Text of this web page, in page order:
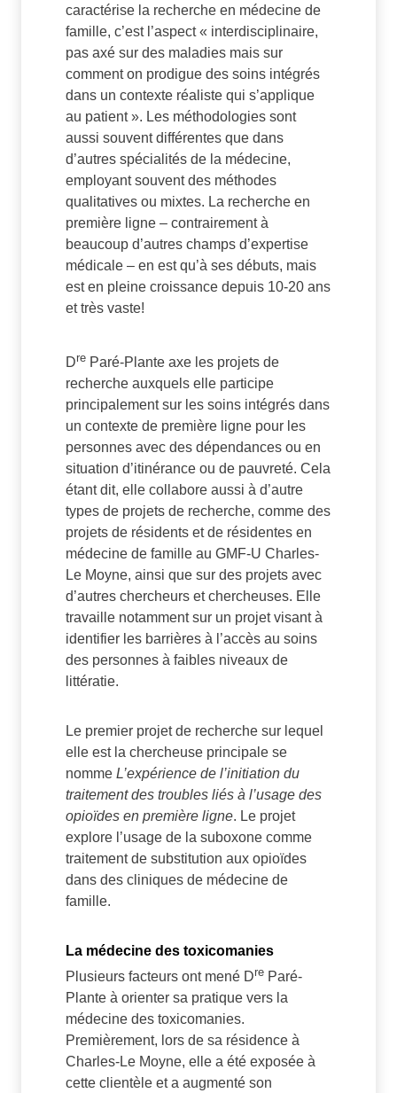
caractérise la recherche en médecine de
famille, c’est l’aspect « interdisciplinaire,
pas axé sur des maladies mais sur
comment on prodigue des soins intégrés
dans un contexte réaliste qui s’applique
au patient ». Les méthodologies sont
aussi souvent différentes que dans
d’autres spécialités de la médecine,
employant souvent des méthodes
qualitatives ou mixtes. La recherche en
première ligne – contrairement à
beaucoup d’autres champs d’expertise
médicale – en est qu’à ses débuts, mais
est en pleine croissance depuis 10-20 ans
et très vaste!
Dre Paré-Plante axe les projets de
recherche auxquels elle participe
principalement sur les soins intégrés dans
un contexte de première ligne pour les
personnes avec des dépendances ou en
situation d’itinérance ou de pauvreté. Cela
étant dit, elle collabore aussi à d’autre
types de projets de recherche, comme des
projets de résidents et de résidentes en
médecine de famille au GMF-U Charles-
Le Moyne, ainsi que sur des projets avec
d’autres chercheurs et chercheuses. Elle
travaille notamment sur un projet visant à
identifier les barrières à l’accès au soins
des personnes à faibles niveaux de
littératie.
Le premier projet de recherche sur lequel
elle est la chercheuse principale se
nomme L’expérience de l’initiation du
traitement des troubles liés à l’usage des
opioïdes en première ligne. Le projet
explore l’usage de la suboxone comme
traitement de substitution aux opioïdes
dans des cliniques de médecine de
famille.
La médecine des toxicomanies
Plusieurs facteurs ont mené Dre Paré-
Plante à orienter sa pratique vers la
médecine des toxicomanies.
Premièrement, lors de sa résidence à
Charles-Le Moyne, elle a été exposée à
cette clientèle et a augmenté son